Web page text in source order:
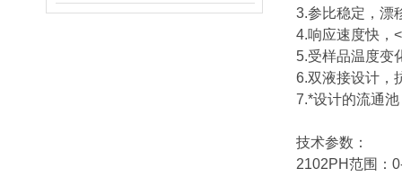
3.参比稳定，漂
4.响应速度快，
5.受样品温度变
6.双液接设计，
7.*设计的流通
技术参数：
2102PH范围：